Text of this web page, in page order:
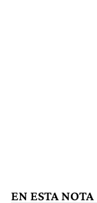
EN ESTA NOTA